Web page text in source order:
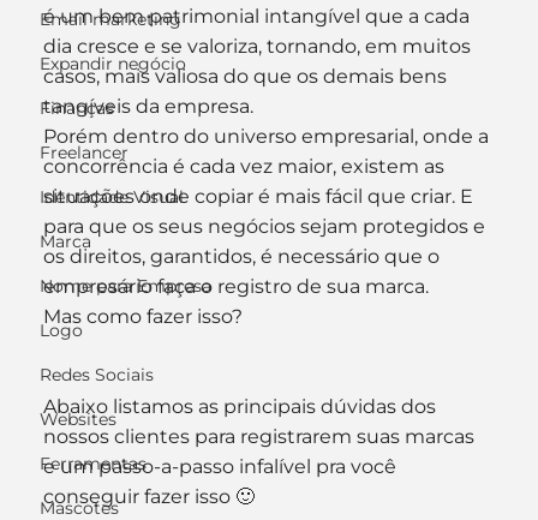
Email marketing
Expandir negócio
Finanças
Freelancer
Identidade Visual
Marca
Nome para Empresa
Logo
Redes Sociais
Websites
Ferramentas
Mascotes
é um bem patrimonial intangível que a cada
dia cresce e se valoriza, tornando, em muitos
casos, mais valiosa do que os demais bens
tangíveis da empresa.
Porém dentro do universo empresarial, onde a
concorrência é cada vez maior, existem as
situações onde copiar é mais fácil que criar. E
para que os seus negócios sejam protegidos e
os direitos, garantidos, é necessário que o
empresário faça o registro de sua marca.
Mas como fazer isso?
Abaixo listamos as principais dúvidas dos
nossos clientes para registrarem suas marcas
e um passo-a-passo infalível pra você
conseguir fazer isso 🙂